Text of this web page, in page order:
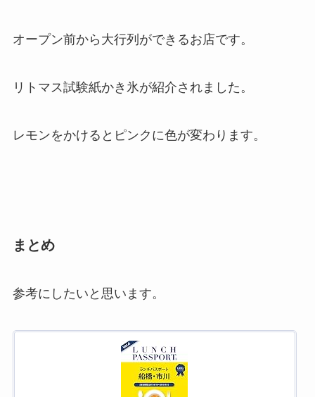
オープン前から大行列ができるお店です。
リトマス試験紙かき氷が紹介されました。
レモンをかけるとピンクに色が変わります。
まとめ
参考にしたいと思います。